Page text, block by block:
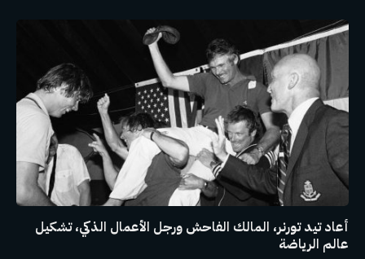
أعاد تيد تورنر، المالك الفاحش ورجل الأعمال الذكي، تشكيل
عالم الرياضة